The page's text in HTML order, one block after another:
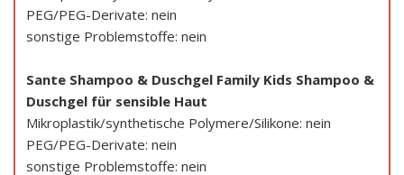
PEG/PEG-Derivate: nein
sonstige Problemstoffe: nein
Sante Shampoo & Duschgel Family Kids Shampoo &
Duschgel für sensible Haut
Mikroplastik/synthetische Polymere/Silikone: nein
PEG/PEG-Derivate: nein
sonstige Problemstoffe: nein